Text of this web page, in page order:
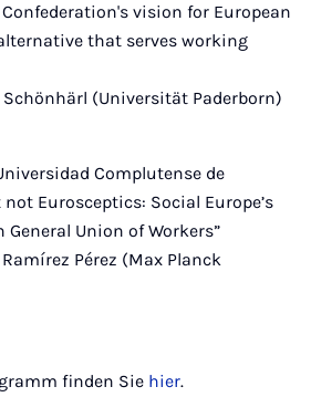
vision for European
that serves working
(Universität Paderborn)
Complutense de
Eurosceptics: Social Europe’s
Union of Workers”
Pérez (Max Planck
finden Sie hier.